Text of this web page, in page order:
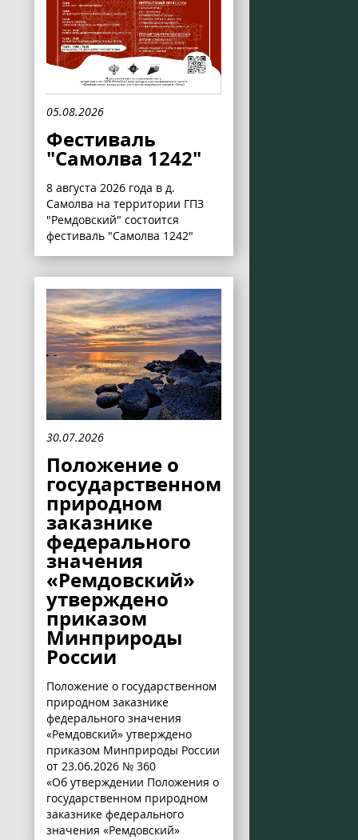
05.08.2026
Фестиваль
"Самолва 1242"
8 августа 2026 года в д.
Самолва на территории ГПЗ
"Ремдовский" состоится
фестиваль "Самолва 1242"
30.07.2026
Положение о
государственном
природном
заказнике
федерального
значения
«Ремдовский»
утверждено
приказом
Минприроды
России
Положение о государственном
природном заказнике
федерального значения
«Ремдовский» утверждено
приказом Минприроды России
от 23.06.2026 № 360
«Об утверждении Положения о
государственном природном
заказнике федерального
значения «Ремдовский»